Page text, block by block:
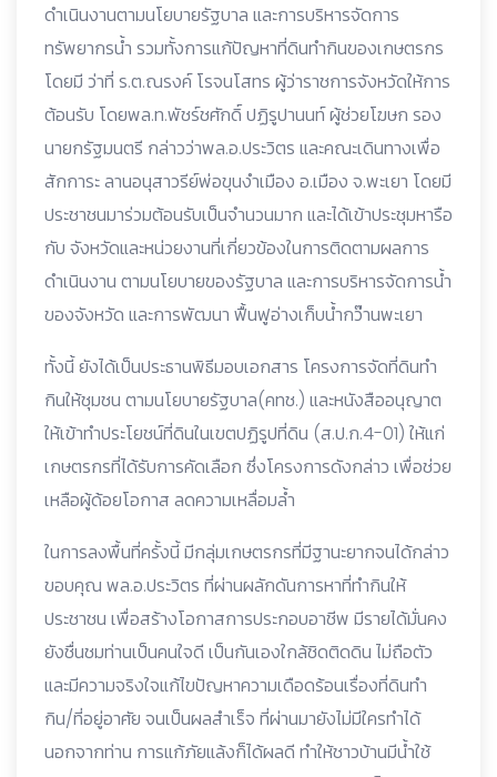
ดำเนินงานตามนโยบายรัฐบาล และการบริหารจัดการ
ทรัพยากรน้ำ รวมทั้งการแก้ปัญหาที่ดินทำกินของเกษตรกร
โดยมี ว่าที่ ร.ต.ณรงค์ โรจนโสทร ผู้ว่าราชการจังหวัดให้การ
ต้อนรับ โดยพล.ท.พัชร์ชศักดิ์ ปฏิรูปานนท์ ผู้ช่วยโฆษก รอง
นายกรัฐมนตรี กล่าวว่าพล.อ.ประวิตร และคณะเดินทางเพื่อ
สักการะ ลานอนุสาวรีย์พ่อขุนงำเมือง อ.เมือง จ.พะเยา โดยมี
ประชาชนมาร่วมต้อนรับเป็นจำนวนมาก และได้เข้าประชุมหารือ
กับ จังหวัดและหน่วยงานที่เกี่ยวข้องในการติดตามผลการ
ดำเนินงาน ตามนโยบายของรัฐบาล และการบริหารจัดการน้ำ
ของจังหวัด และการพัฒนา ฟื้นฟูอ่างเก็บน้ำกว๊านพะเยา
ทั้งนี้ ยังได้เป็นประธานพิธีมอบเอกสาร โครงการจัดที่ดินทำ
กินให้ชุมชน ตามนโยบายรัฐบาล(คทช.) และหนังสืออนุญาต
ให้เข้าทำประโยชน์ที่ดินในเขตปฏิรูปที่ดิน (ส.ป.ก.4-01) ให้แก่
เกษตรกรที่ได้รับการคัดเลือก ซึ่งโครงการดังกล่าว เพื่อช่วย
เหลือผู้ด้อยโอกาส ลดความเหลื่อมล้ำ
ในการลงพื้นที่ครั้งนี้ มีกลุ่มเกษตรกรที่มีฐานะยากจนได้กล่าว
ขอบคุณ พล.อ.ประวิตร ที่ผ่านผลักดันการหาที่ทำกินให้
ประชาชน เพื่อสร้างโอกาสการประกอบอาชีพ มีรายได้มั่นคง
ยังชื่นชมท่านเป็นคนใจดี เป็นกันเองใกล้ชิดติดดิน ไม่ถือตัว
และมีความจริงใจแก้ไขปัญหาความเดือดร้อนเรื่องที่ดินทำ
กิน/ที่อยู่อาศัย จนเป็นผลสำเร็จ ที่ผ่านมายังไม่มีใครทำได้
นอกจากท่าน การแก้ภัยแล้งก็ได้ผลดี ทำให้ชาวบ้านมีน้ำใช้